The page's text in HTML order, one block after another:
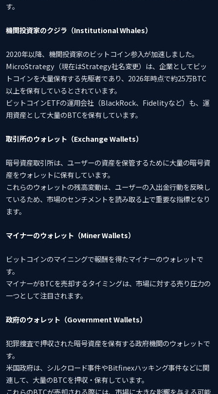
す。
機関投資家のクジラ（Institutional Whales）
2020年以降、機関投資家のビットコイン参入が加速しました。
MicroStrategy（現在はStrategy社名変更）は、企業としてビッ
トコインを大量保有する先駆者であり、2026年時点で約25万BTC
以上を保有しているとされています。
ビットコインETFの運用会社（BlackRock、Fidelityなど）も、運
用資産として大量のBTCを保有しています。
取引所のウォレット（Exchange Wallets）
暗号資産取引所は、ユーザーの資産を保管するために大量の暗号資
産をウォレットに保有しています。
これらのウォレットの残高変動は、ユーザーの入出金行動を反映し
ているため、市場のセンチメントを読み取る上で重要な指標となり
ます。
マイナーのウォレット（Miner Wallets）
ビットコインのマイニングで報酬を得たマイナーのウォレットで
す。
マイナーがBTCを売却するタイミングは、市場に対する売り圧力の
一つとして注目されます。
政府のウォレット（Government Wallets）
犯罪捜査で押収された暗号資産を保有する政府機関のウォレットで
す。
米国政府は、シルクロード事件やBitfinexハッキング事件などに関
連して、大量のBTCを押収・保有しています。
これらのBTCが売却される際には、市場に大きな影響を与える可能